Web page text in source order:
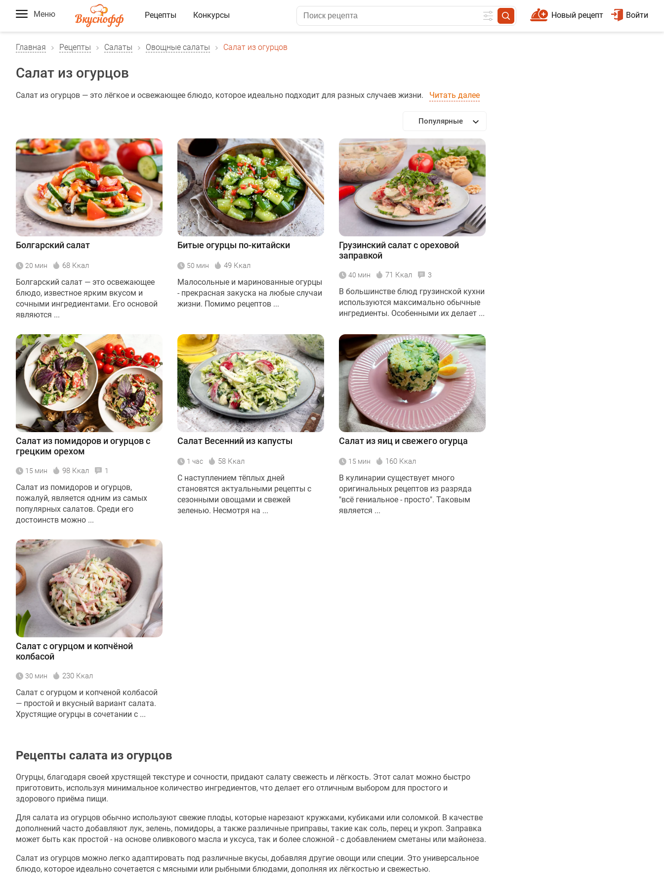
Меню Рецепты Конкурсы Войти
Новый рецепт
Главная Рецепты Салаты Овощные салаты Салат из огурцов
Салат из огурцов
Салат из огурцов — это лёгкое и освежающее блюдо, которое идеально подходит для разных случаев жизни. Читать далее
Популярные
Болгарский салат
20 мин 68 Ккал
Болгарский салат — это освежающее
блюдо, известное ярким вкусом и
сочными ингредиентами. Его основой
являются ...
Битые огурцы по-китайски
50 мин 49 Ккал
Малосольные и маринованные огурцы
- прекрасная закуска на любые случаи
жизни. Помимо рецептов ...
Грузинский салат с ореховой
заправкой
40 мин 71 Ккал 3
В большинстве блюд грузинской кухни
используются максимально обычные
ингредиенты. Особенными их делает ...
Салат из помидоров и огурцов с
грецким орехом
15 мин 98 Ккал 1
Салат из помидоров и огурцов,
пожалуй, является одним из самых
популярных салатов. Среди его
достоинств можно ...
Салат Весенний из капусты
1 час 58 Ккал
С наступлением тёплых дней
становятся актуальными рецепты с
сезонными овощами и свежей
зеленью. Несмотря на ...
Салат из яиц и свежего огурца
15 мин 160 Ккал
В кулинарии существует много
оригинальных рецептов из разряда
"всё гениальное - просто". Таковым
является ...
Салат с огурцом и копчёной
колбасой
30 мин 230 Ккал
Салат с огурцом и копченой колбасой
— простой и вкусный вариант салата.
Хрустящие огурцы в сочетании с ...
Рецепты салата из огурцов
Огурцы, благодаря своей хрустящей текстуре и сочности, придают салату свежесть и лёгкость. Этот салат можно быстро
приготовить, используя минимальное количество ингредиентов, что делает его отличным выбором для простого и
здорового приёма пищи.
Для салата из огурцов обычно используют свежие плоды, которые нарезают кружками, кубиками или соломкой. В качестве
дополнений часто добавляют лук, зелень, помидоры, а также различные приправы, такие как соль, перец и укроп. Заправка
может быть как простой - на основе оливкового масла и уксуса, так и более сложной - с добавлением сметаны или майонеза.
Салат из огурцов можно легко адаптировать под различные вкусы, добавляя другие овощи или специи. Это универсальное
блюдо, которое идеально сочетается с мясными или рыбными блюдами, дополняя их лёгкостью и свежестью.